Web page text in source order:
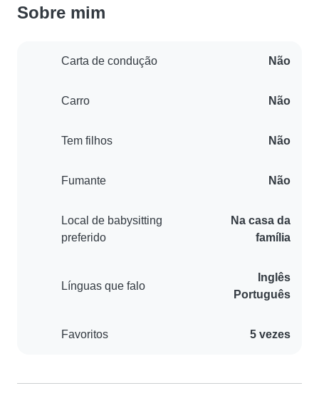
Sobre mim
Carta de condução Não
Carro Não
Tem filhos Não
Fumante Não
Local de babysitting
preferido
Na casa da
família
Línguas que falo
Inglês
Português
Favoritos 5 vezes